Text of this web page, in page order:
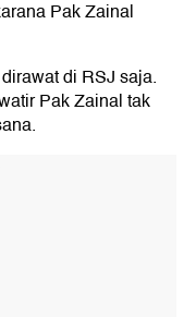
Pak Zainal
di RSJ saja.
Pak Zainal tak